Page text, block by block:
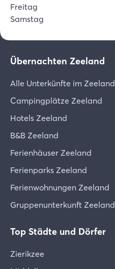
Freitag
Samstag
Übernachten Zeeland
Alle Unterkünfte im Zeeland
Campingplätze Zeeland
Hotels Zeeland
B&B Zeeland
Ferienhäuser Zeeland
Ferienparks Zeeland
Ferienwohnungen Zeeland
Gruppenunterkunft Zeeland
Top Städte und Dörfer
Zierikzee